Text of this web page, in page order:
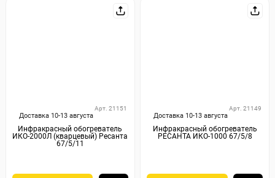
Доставка 10-13 августа
Арт. 21151
Инфракрасный обогреватель
ИКО-2000Л (кварцевый) Ресанта
67/5/11
Доставка 10-13 августа
Арт. 21149
Инфракрасный обогреватель
РЕСАНТА ИКО-1000 67/5/8